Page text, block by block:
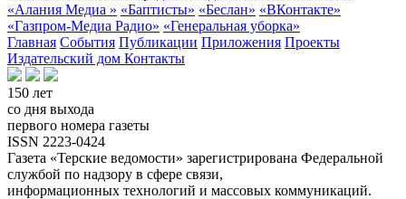
«Алания Медиа » «Баптисты» «Беслан» «ВКонтакте»
«Газпром-Медиа Радио» «Генеральная уборка»
Главная События Публикации Приложения Проекты
Издательский дом Контакты
150 лет
со дня выхода
первого номера газеты
ISSN 2223-0424
Газета «Терские ведомости» зарегистрирована Федеральной
службой по надзору в сфере связи,
информационных технологий и массовых коммуникаций.